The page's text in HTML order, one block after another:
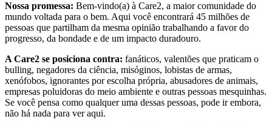
Nossa promessa: Bem-vindo(a) à Care2, a maior comunidade do
mundo voltada para o bem. Aqui você encontrará 45 milhões de
pessoas que partilham da mesma opinião trabalhando a favor do
progresso, da bondade e de um impacto duradouro.
A Care2 se posiciona contra: fanáticos, valentões que praticam o
bulling, negadores da ciência, misóginos, lobistas de armas,
xenófobos, ignorantes por escolha própria, abusadores de animais,
empresas poluidoras do meio ambiente e outras pessoas mesquinhas.
Se você pensa como qualquer uma dessas pessoas, pode ir embora,
não há nada para ver aqui.